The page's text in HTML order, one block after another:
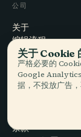
公司
关于
编辑流程
使命
条款
关于 Cookie
严格必要的
Google
据，不投放广告